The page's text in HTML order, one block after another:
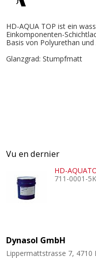
HD-AQUA TOP ist ein
Einkomponenten-
Basis von Polyurethan
Glanzgrad: Stumpfmatt
Vu en dernier
HD-
711-0001-
Dynasol GmbH
Lippermattstrasse 7, 4710